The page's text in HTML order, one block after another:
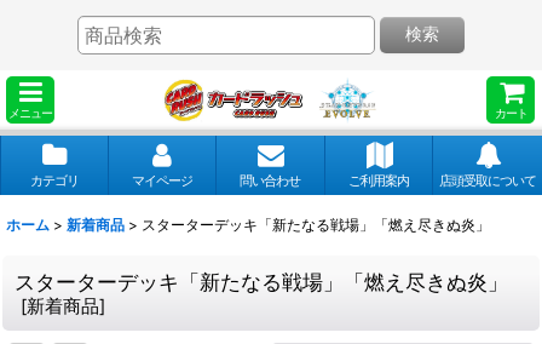
メニュー カート
検索
カテゴリ マイページ 問い合わせ ご利用案内 店頭受取について
ホーム > 新着商品 > スターターデッキ「新たなる戦場」「燃え尽きぬ炎」
スターターデッキ「新たなる戦場」「燃え尽きぬ炎」
[新着商品]